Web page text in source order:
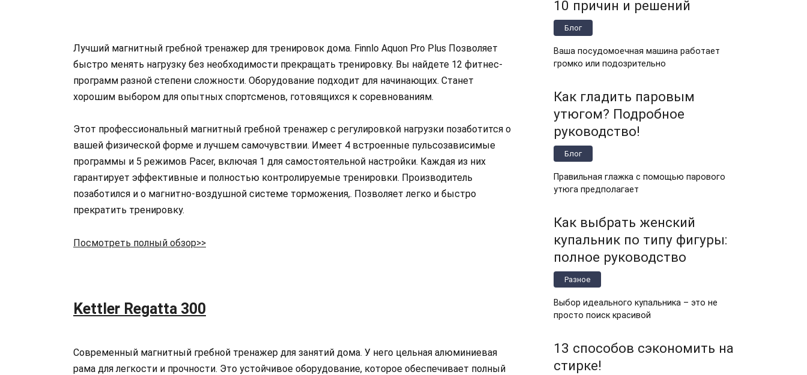
Лучший магнитный гребной тренажер для тренировок дома. Finnlo Aquon Pro Plus Позволяет
быстро менять нагрузку без необходимости прекращать тренировку. Вы найдете 12 фитнес-
программ разной степени сложности. Оборудование подходит для начинающих. Станет
хорошим выбором для опытных спортсменов, готовящихся к соревнованиям.
Этот профессиональный магнитный гребной тренажер с регулировкой нагрузки позаботится о
вашей физической форме и лучшем самочувствии. Имеет 4 встроенные пульсозависимые
программы и 5 режимов Pacer, включая 1 для самостоятельной настройки. Каждая из них
гарантирует эффективные и полностью контролируемые тренировки. Производитель
позаботился и о магнитно-воздушной системе торможения,. Позволяет легко и быстро
прекратить тренировку.
Посмотреть полный обзор>>
Kettler Regatta 300
Современный магнитный гребной тренажер для занятий дома. У него цельная алюминиевая
рама для легкости и прочности. Это устойчивое оборудование, которое обеспечивает полный
10 причин и решений
Блог
Ваша посудомоечная машина работает
громко или подозрительно
Как гладить паровым
утюгом? Подробное
руководство!
Блог
Правильная глажка с помощью парового
утюга предполагает
Как выбрать женский
купальник по типу фигуры:
полное руководство
Разное
Выбор идеального купальника – это не
просто поиск красивой
13 способов сэкономить на
стирке!